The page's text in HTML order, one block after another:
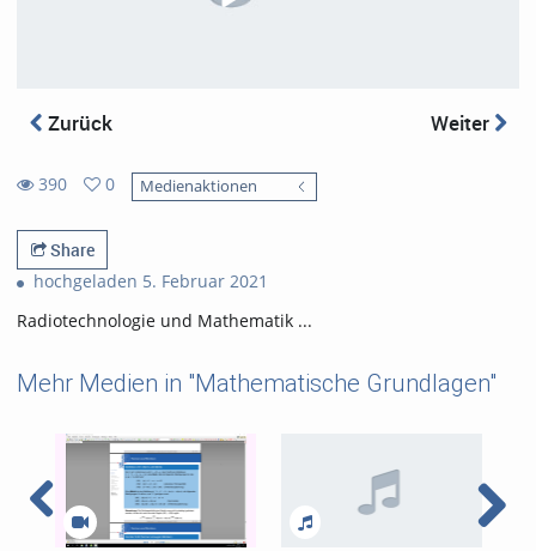
Zurück Weiter
390
views
0
favorites
Medienaktionen
Share
hochgeladen 5. Februar 2021
Radiotechnologie und Mathematik ...
Mehr Medien in "Mathematische Grundlagen"